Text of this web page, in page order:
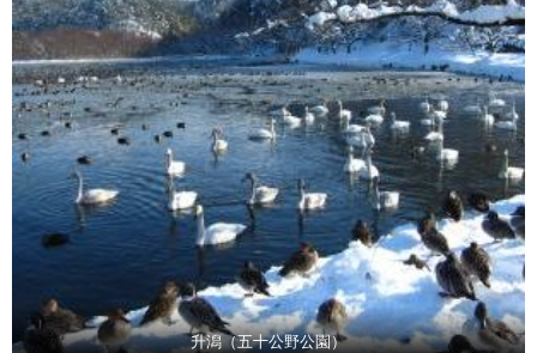
升潟（五十公野公園）